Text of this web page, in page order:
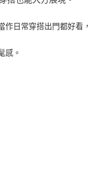
作日常穿搭出門都好看，
感。